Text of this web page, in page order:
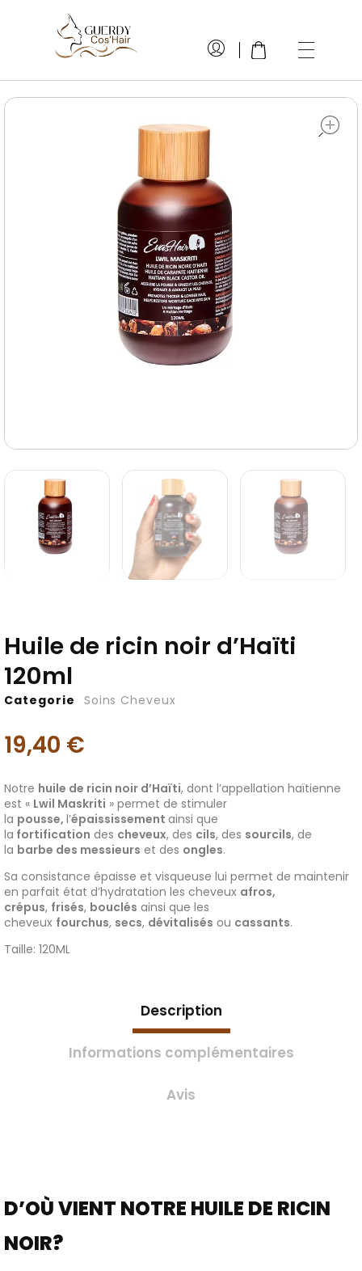
Huile de ricin noir d’Haïti
120ml
19,40 €
Notre huile de ricin noir d’Haïti, dont l’appellation haïtienne
est « Lwil Maskriti » permet de stimuler
la pousse, l’épaississement ainsi que
la fortification des cheveux, des cils, des sourcils, de
la barbe des messieurs et des ongles.
Sa consistance épaisse et visqueuse lui permet de maintenir
en parfait état d’hydratation les cheveux afros,
crépus, frisés, bouclés ainsi que les
cheveux fourchus, secs, dévitalisés ou cassants.
Taille: 120ML
Categorie Soins Cheveux
Description
Informations complémentaires
Avis
D’OÙ VIENT NOTRE HUILE DE RICIN
NOIR?